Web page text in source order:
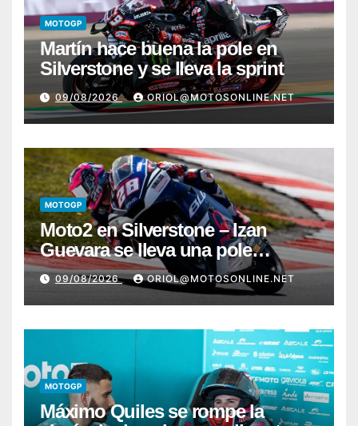
MOTOGP
Martín hace buena la pole en
Silverstone y se lleva la sprint
09/08/2026 ORIOL@MOTOSONLINE.NET
MOTOGP
Moto2 en Silverstone – Izan
Guevara se lleva una pole
incontestable; González, 4º
09/08/2026 ORIOL@MOTOSONLINE.NET
MOTOGP
Máximo Quiles se rompe la